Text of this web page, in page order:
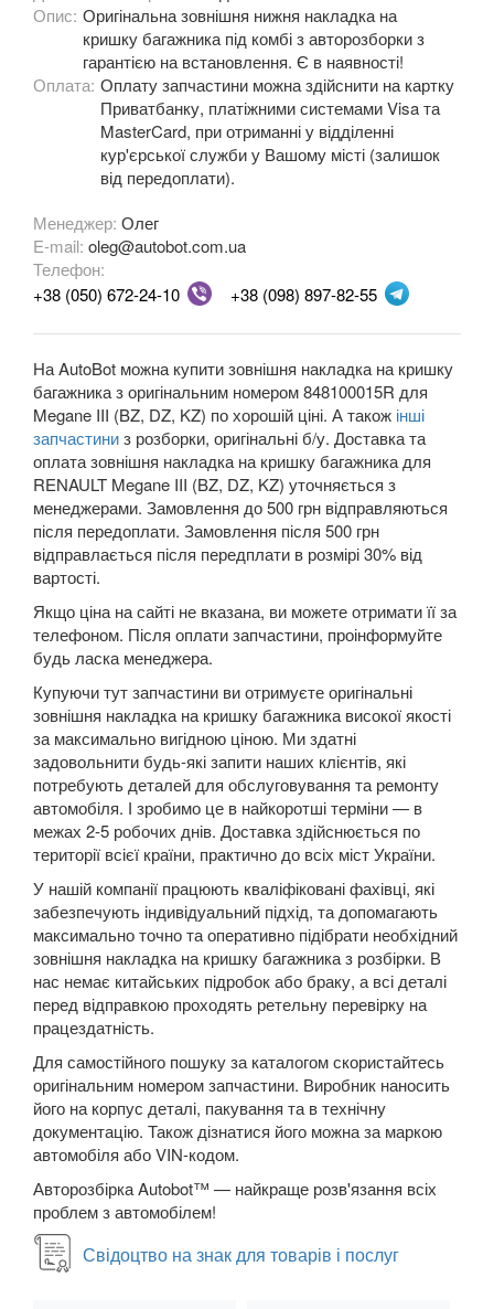
Megane III (BZ, DZ, KZ)
Megane IV
Modus (JP0)
Grand Modus (JP0)
Sandero II Stepway (B8)
Grand Scenic II (JM)
Scenic III (JZ0)
Scenic IV
Grand Scenic IV
Twingo II (CN0)
Twingo III (X07)
Vel Satis (BJ0)
ZOE
ROVER
SAAB
SEAT keyboard_arrow_down
SKODA
SUBARU keyboard_arrow_down
SUZUKI keyboard_arrow_down
TESLA keyboard_arrow_down
TOYOTA keyboard_arrow_down
VOLKSWAGEN
VOLVO
В наявності! keyboard_arrow_down
Опис: Оригінальна зовнішня нижня накладка на
кришку багажника під комбі з авторозборки з
гарантією на встановлення. Є в наявності!
Оплата: Оплату запчастини можна здійснити на картку
Приватбанку, платіжними системами Visa та
MasterCard, при отриманні у відділенні
кур'єрської служби у Вашому місті (залишок
від передоплати).
Менеджер: Олег
E-mail: oleg@autobot.com.ua
Телефон:
+38 (050) 672-24-10
+38 (098) 897-82-55
На AutoBot можна купити зовнішня накладка на кришку
багажника з оригінальним номером 848100015R для
Megane III (BZ, DZ, KZ) по хорошій ціні. А також інші
запчастиниз розборки, оригінальні б/у. Доставка та
оплата зовнішня накладка на кришку багажника для
RENAULT Megane III (BZ, DZ, KZ) уточняється з
менеджерами. Замовлення до 500 грн відправляються
після передоплати. Замовлення після 500 грн
відправлається після передплати в розмірі 30% від
вартості.
Якщо ціна на сайті не вказана, ви можете отримати її за
телефоном. Після оплати запчастини, проінформуйте
будь ласка менеджера.
Купуючи тут запчастини ви отримуєте оригінальні
зовнішня накладка на кришку багажника високої якості
за максимально вигідною ціною. Ми здатні
задовольнити будь-які запити наших клієнтів, які
потребують деталей для обслуговування та ремонту
автомобіля. І зробимо це в найкоротші терміни — в
межах 2-5 робочих днів. Доставка здійснюється по
території всієї країни, практично до всіх міст України.
У нашій компанії працюють кваліфіковані фахівці, які
забезпечують індивідуальний підхід, та допомагають
максимально точно та оперативно підібрати необхідний
зовнішня накладка на кришку багажника з розбірки. В
нас немає китайських підробок або браку, а всі деталі
перед відправкою проходять ретельну перевірку на
працездатність.
Для самостійного пошуку за каталогом скористайтесь
оригінальним номером запчастини. Виробник наносить
його на корпус деталі, пакування та в технічну
документацію. Також дізнатися його можна за маркою
автомобіля або VIN-кодом.
Авторозбірка Autobot™ — найкраще розв'язання всіх
проблем з автомобілем!
Свідоцтво на знак для товарів і послуг